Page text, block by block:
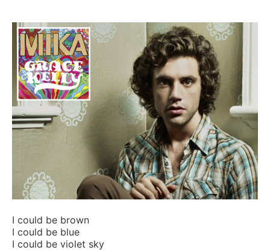
I could be brown
I could be blue
I could be violet sky